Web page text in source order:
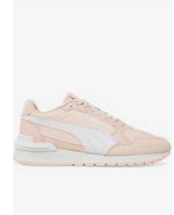
Buty sportowe dziecięce